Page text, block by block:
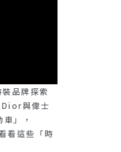
品牌探索
Dior與偉士
」，
看這些「時